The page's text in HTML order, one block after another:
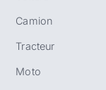
Camion
Tracteur
Moto